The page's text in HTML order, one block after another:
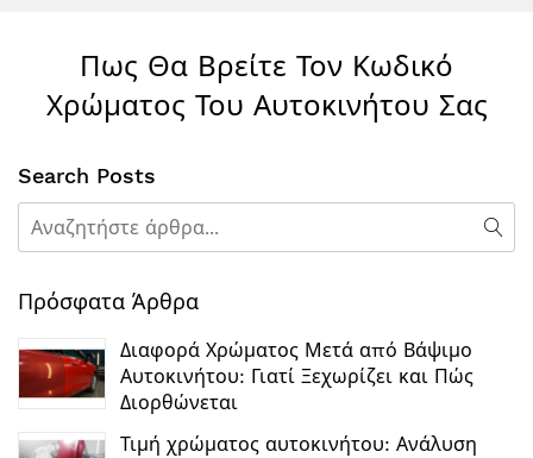
Πως Θα Βρείτε Τον Κωδικό
Χρώματος Του Αυτοκινήτου Σας
Search Posts
Αναζήτηση
Πρόσφατα Άρθρα
Διαφορά Χρώματος Μετά από Βάψιμο
Αυτοκινήτου: Γιατί Ξεχωρίζει και Πώς
Διορθώνεται
Τιμή χρώματος αυτοκινήτου: Ανάλυση